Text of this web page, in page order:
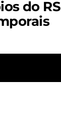
do RS